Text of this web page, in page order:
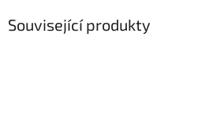
Související produkty